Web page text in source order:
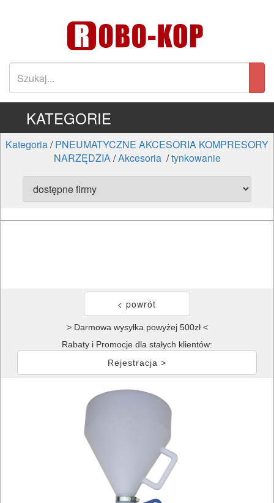
KATEGORIE
Kategoria/PNEUMATYCZNE AKCESORIA KOMPRESORY
NARZĘDZIA/Akcesoria /tynkowanie
> Darmowa wysyłka powyżej 500zł <
Rabaty i Promocje dla stałych klientów:
Rejestracja >